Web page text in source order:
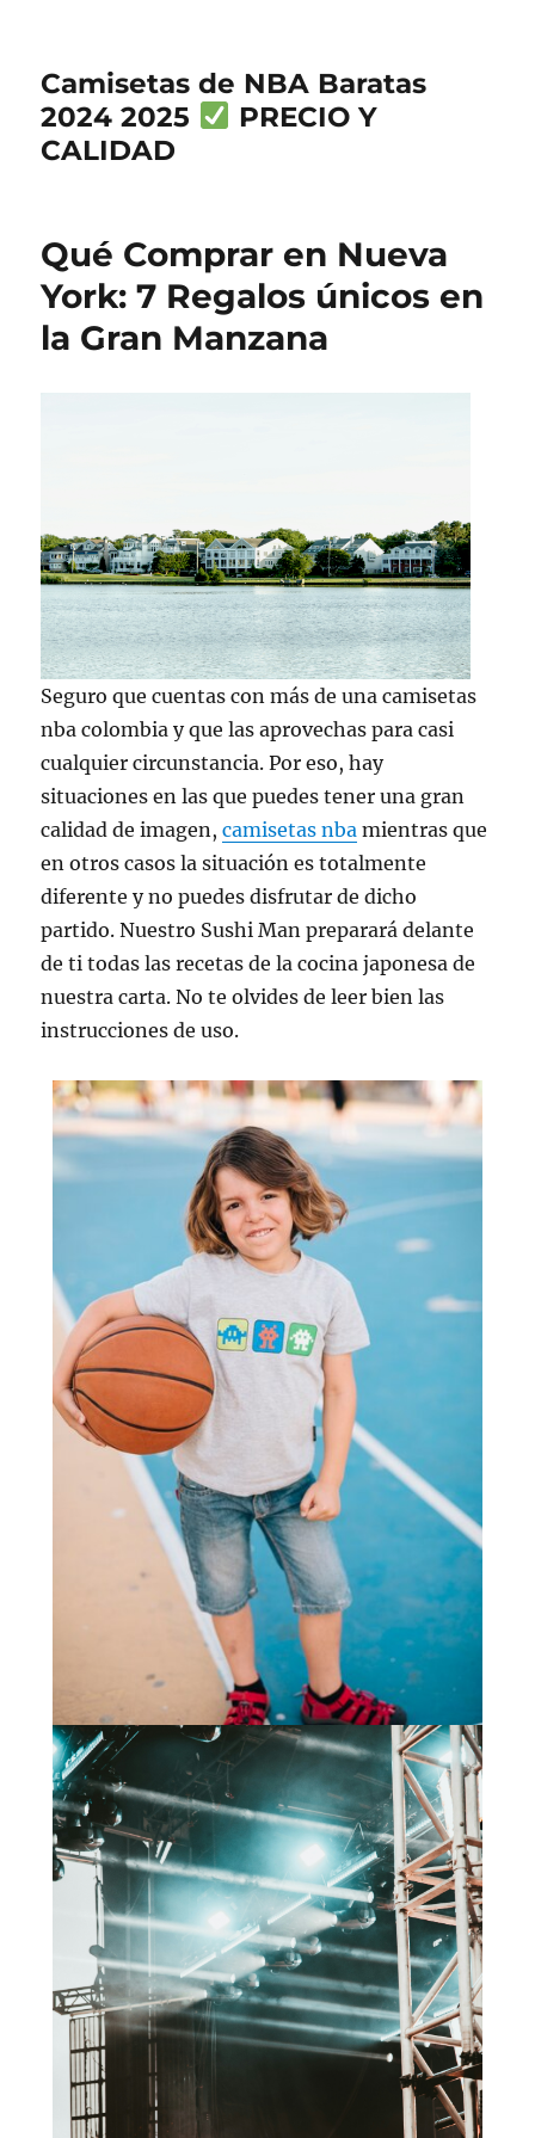
Camisetas de NBA Baratas
2024 2025
PRECIO Y
CALIDAD
Qué Comprar en Nueva
York: 7 Regalos únicos en
la Gran Manzana
Seguro que cuentas con más de una camisetas
nba colombia y que las aprovechas para casi
cualquier circunstancia. Por eso, hay
situaciones en las que puedes tener una gran
calidad de imagen,camisetas nba mientras que
en otros casos la situación es totalmente
diferente y no puedes disfrutar de dicho
partido. Nuestro Sushi Man preparará delante
de ti todas las recetas de la cocina japonesa de
nuestra carta. No te olvides de leer bien las
instrucciones de uso.